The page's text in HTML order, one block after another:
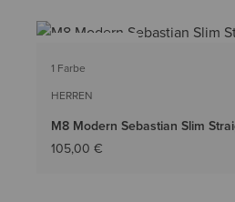
1 Farbe
HERREN
M8 Modern Sebastian Slim
105,00 €